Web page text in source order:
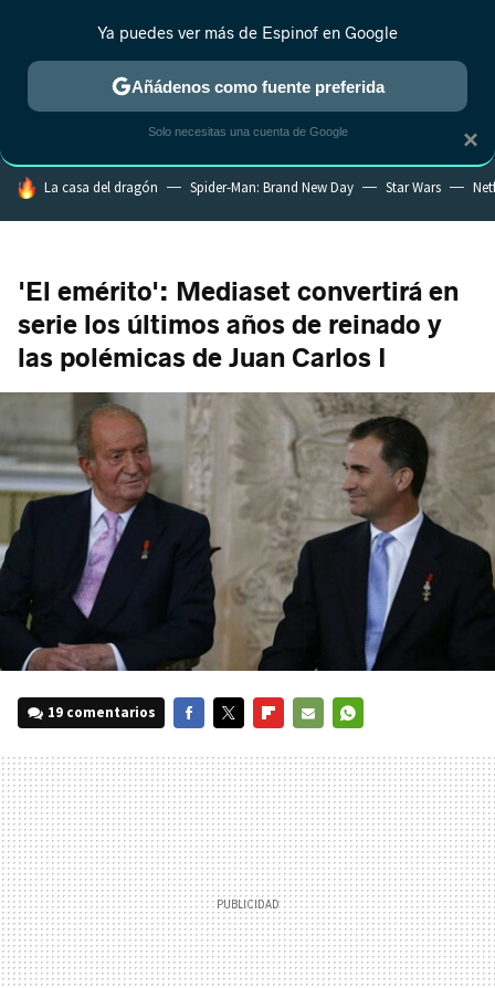
ESTRENOS REALITY ANIME RANKINGS CINE
HOY SE HABLA DE
La casa del dragón Spider-Man: Brand New Day Star Wars
'El emérito': Mediaset convertirá en
serie los últimos años de reinado y
las polémicas de Juan Carlos I
19 comentarios
MAIL
×
Ya puedes ver más de Espinof en Google
Añádenos como fuente preferida
Solo necesitas una cuenta de Google